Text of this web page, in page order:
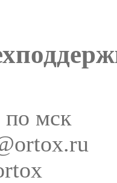
по мск